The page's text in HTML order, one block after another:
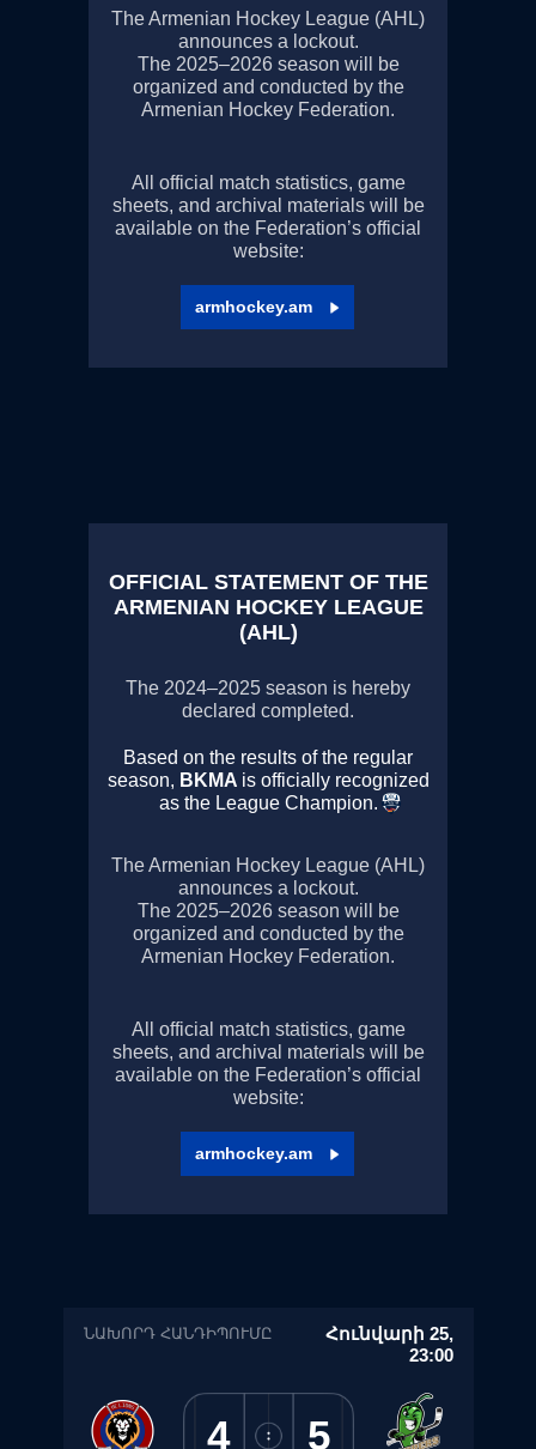
The Armenian Hockey League (AHL)
announces a lockout.
The 2025–2026 season will be
organized and conducted by the
Armenian Hockey Federation.
All official match statistics, game
sheets, and archival materials will be
available on the Federation’s official
website:
armhockey.am
OFFICIAL STATEMENT OF THE
ARMENIAN HOCKEY LEAGUE
(AHL)
The 2024–2025 season is hereby
declared completed.
The Armenian Hockey League (AHL)
announces a lockout.
The 2025–2026 season will be
organized and conducted by the
Armenian Hockey Federation.
All official match statistics, game
sheets, and archival materials will be
available on the Federation’s official
website:
Based on the results of the regular
season, BKMA is officially recognized
as the League Champion.
armhockey.am
4 5
Հունվարի 25,
23:00
ՆԱԽՈՐԴ ՀԱՆԴԻՊՈՒՄԸ